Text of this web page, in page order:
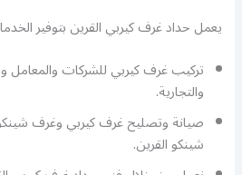
يعمل حداد غرف كيربي القرين بتوفير
تركيب غرف كيربي للشركات والمعامل
والتجارية.
صيانة وتصليح غرف كيربي وغرف
شينكو القرين.